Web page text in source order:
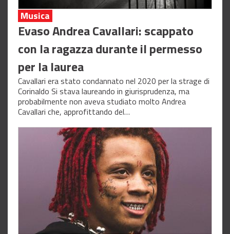
Musica
Evaso Andrea Cavallari: scappato
con la ragazza durante il permesso
per la laurea
Cavallari era stato condannato nel 2020 per la strage di
Corinaldo Si stava laureando in giurisprudenza, ma
probabilmente non aveva studiato molto Andrea
Cavallari che, approfittando del…